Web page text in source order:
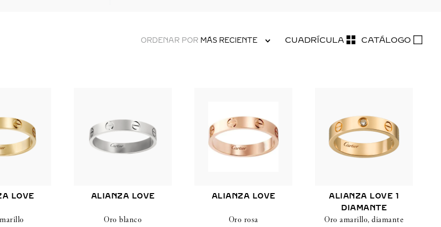
ORDENAR POR MÁS RECIENTE CUADRÍCULA CATÁLOGO
LOVE ALIANZA LOVE
Oro blanco
ALIANZA LOVE
Oro rosa
ALIANZA LOVE 1
DIAMANTE
Oro amarillo, diamante